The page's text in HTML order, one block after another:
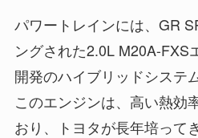
パワートレインには、GR
ングされた2.0L M20A-FXS
開発のハイブリッドシステ
このエンジンは、高い熱効
おり、トヨタが長年培って